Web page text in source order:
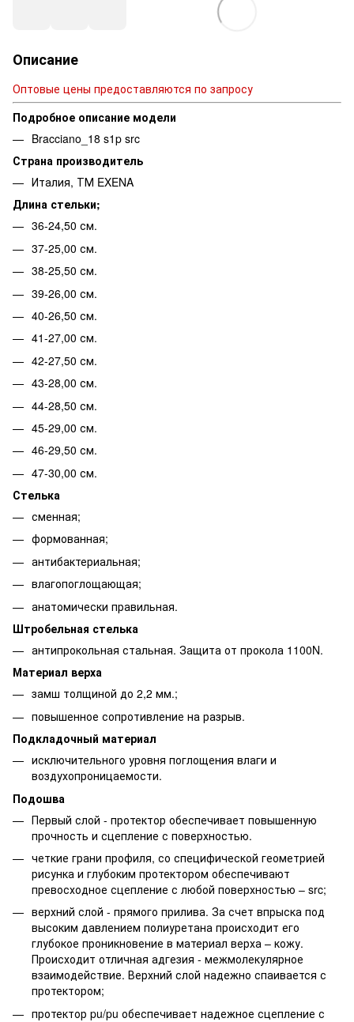
Описание
Оптовые цены предоставляются по запросу
Подробное описание модели
Bracciano_18 s1p src
Страна производитель
Италия, ТМ EXENA
Длина стельки;
36-24,50 см.
37-25,00 см.
38-25,50 см.
39-26,00 см.
40-26,50 см.
41-27,00 см.
42-27,50 см.
43-28,00 см.
44-28,50 см.
45-29,00 см.
46-29,50 см.
47-30,00 см.
Стелька
сменная;
формованная;
антибактериальная;
влагопоглощающая;
анатомически правильная.
Штробельная стелька
антипрокольная стальная. Защита от прокола 1100N.
Материал верха
замш толщиной до 2,2 мм.;
повышенное сопротивление на разрыв.
Подкладочный материал
исключительного уровня поглощения влаги и
воздухопроницаемости.
Подошва
Первый слой - протектор обеспечивает повышенную
прочность и сцепление с поверхностью.
четкие грани профиля, со специфической геометрией
рисунка и глубоким протектором обеспечивают
превосходное сцепление с любой поверхностью – src;
верхний слой - прямого прилива. За счет впрыска под
высоким давлением полиуретана происходит его
глубокое проникновение в материал верха – кожу.
Происходит отличная адгезия - межмолекулярное
взаимодействие. Верхний слой надежно спаивается с
протектором;
протектор pu/pu обеспечивает надежное сцепление с